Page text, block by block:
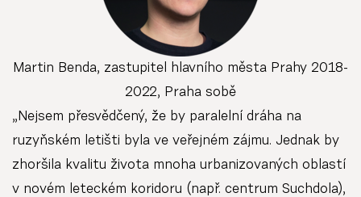
Martin Benda, zastupitel hlavního města Prahy 2018-
2022, Praha sobě
„Nejsem přesvědčený, že by paralelní dráha na
ruzyňském letišti byla ve veřejném zájmu. Jednak by
zhoršila kvalitu života mnoha urbanizovaných oblastí
v novém leteckém koridoru (např. centrum Suchdola),